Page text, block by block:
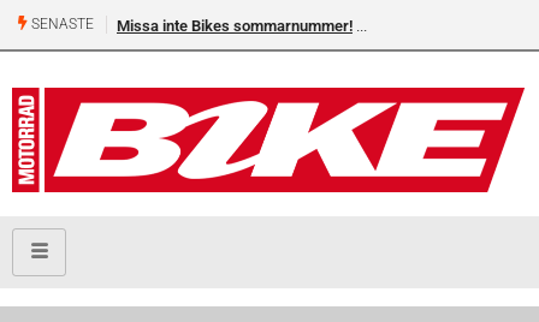
SENASTE Missa inte Bikes sommarnummer!